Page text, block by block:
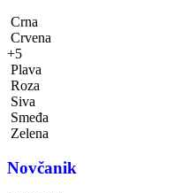
Crna
Crvena
+5
Plava
Roza
Siva
Smeđa
Zelena
Novčanik